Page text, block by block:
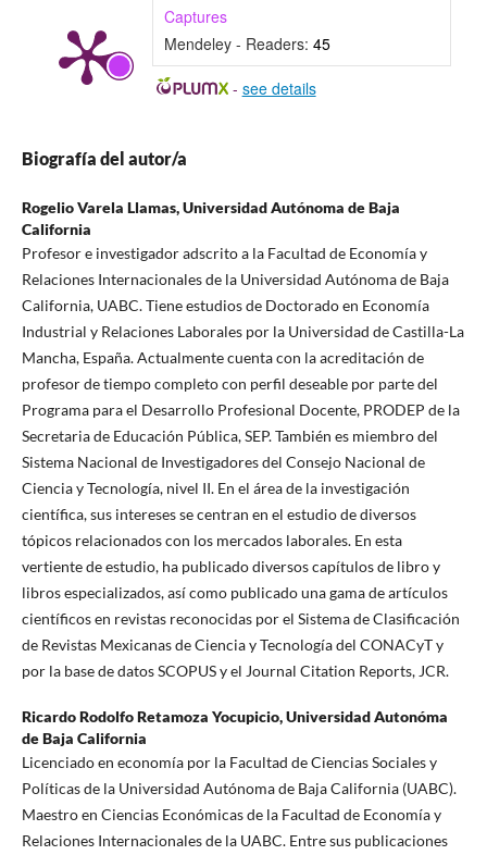
Captures
Mendeley - Readers: 45
- see details
Biografía del autor/a
Rogelio Varela Llamas,Universidad Autónoma de Baja
California
Profesor e investigador adscrito a la Facultad de Economía y
Relaciones Internacionales de la Universidad Autónoma de Baja
California, UABC. Tiene estudios de Doctorado en Economía
Industrial y Relaciones Laborales por la Universidad de Castilla-La
Mancha, España. Actualmente cuenta con la acreditación de
profesor de tiempo completo con perfil deseable por parte del
Programa para el Desarrollo Profesional Docente, PRODEP de la
Secretaria de Educación Pública, SEP. También es miembro del
Sistema Nacional de Investigadores del Consejo Nacional de
Ciencia y Tecnología, nivel II. En el área de la investigación
científica, sus intereses se centran en el estudio de diversos
tópicos relacionados con los mercados laborales. En esta
vertiente de estudio, ha publicado diversos capítulos de libro y
libros especializados, así como publicado una gama de artículos
científicos en revistas reconocidas por el Sistema de Clasificación
de Revistas Mexicanas de Ciencia y Tecnología del CONACyT y
por la base de datos SCOPUS y el Journal Citation Reports, JCR.
Ricardo Rodolfo Retamoza Yocupicio,Universidad Autonóma
de Baja California
Licenciado en economía por la Facultad de Ciencias Sociales y
Políticas de la Universidad Autónoma de Baja California (UABC).
Maestro en Ciencias Económicas de la Facultad de Economía y
Relaciones Internacionales de la UABC. Entre sus publicaciones